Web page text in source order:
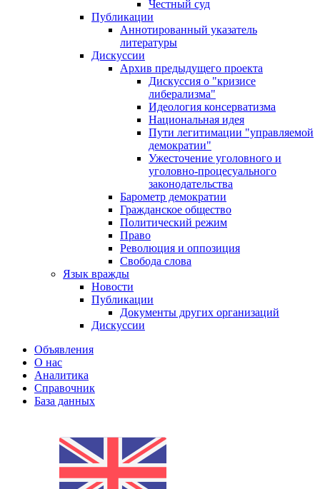
Честный суд
Публикации
Аннотированный указатель
литературы
Дискуссии
Архив предыдущего проекта
Дискуссия о "кризисе
либерализма"
Идеология консерватизма
Национальная идея
Пути легитимации "управляемой
демократии"
Ужесточение уголовного и
уголовно-процесуального
законодательства
Барометр демократии
Гражданское общество
Политический режим
Право
Революция и оппозиция
Свобода слова
Язык вражды
Новости
Публикации
Документы других организаций
Дискуссии
Объявления
О нас
Аналитика
Справочник
База данных